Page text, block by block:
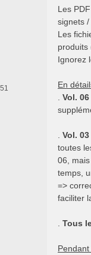
a
g
e
Les
signets /
Les
produits
Ignorez
En
Vol. 06
Vol. 03
toutes
06,
temps,
=>
faciliter
Tous